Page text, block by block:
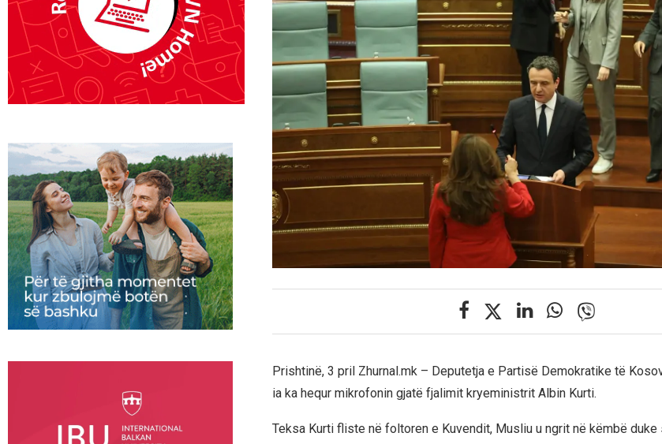
Prishtinë, 3 pril Zhurnal.mk – Deputetja e Partisë Demokratike të
ia ka hequr mikrofonin gjatë fjalimit kryeministrit Albin Kurti.
Teksa Kurti fliste në foltoren e Kuvendit, Musliu u ngrit në këmbë duke